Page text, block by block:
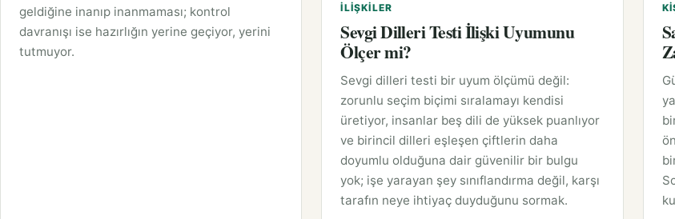
geldiğine inanıp inanmaması; kontrol
davranışı ise hazırlığın yerine geçiyor, yerini
tutmuyor.
İLIŞKILER
Sevgi Dilleri Testi İlişki Uyumunu
Ölçer mi?
Sevgi dilleri testi bir uyum ölçümü değil:
zorunlu seçim biçimi sıralamayı kendisi
üretiyor, insanlar beş dili de yüksek puanlıyor
ve birincil dilleri eşleşen çiftlerin daha
doyumlu olduğuna dair güvenilir bir bulgu
yok; işe yarayan şey sınıflandırma değil, karşı
tarafın neye ihtiyaç duyduğunu sormak.